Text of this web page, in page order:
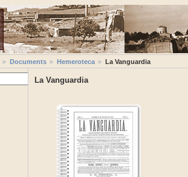
Documents Hemeroteca La Vanguardia
La Vanguardia